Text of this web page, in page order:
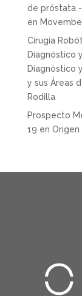
de próstata
en
Cirugía
Diagnóstico
Diagnóstico
y sus Áreas
Rodilla
Prospecto
19 en Origen